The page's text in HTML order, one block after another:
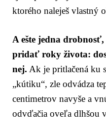
ktorého naleješ vlastný
A ešte jedna
pridať roky života:
nej. Ak je pritlačená ku
„kútiku“, zle odvádza
centimetrov navyše a
odvďačia oveľa dlhšou